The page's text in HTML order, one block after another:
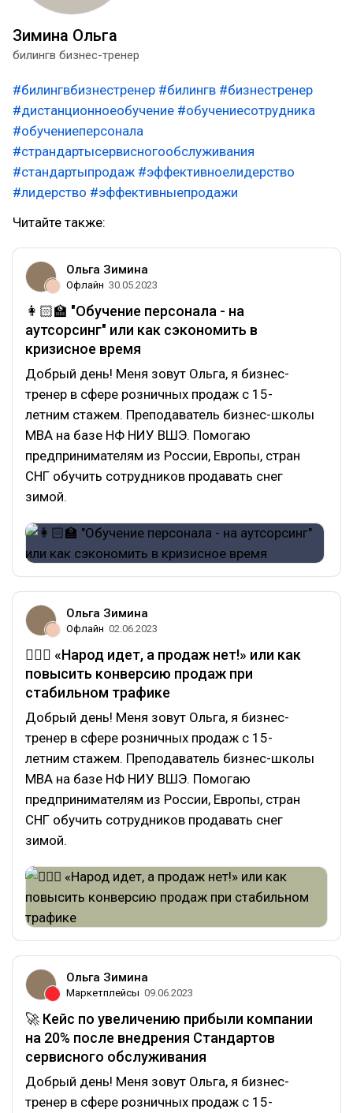
Зимина Ольга
билингв бизнес-тренер
#билингвбизнестренер #билингв #бизнестренер
#дистанционноеобучение #обучениесотрудника
#обучениеперсонала
#страндартысервисногообслуживания
#стандартыпродаж #эффективноелидерство
#лидерство #эффективныепродажи
Читайте также:
Ольга Зимина
Офлайн 30.05.2023
👩🏻‍🏫 "Обучение персонала - на
аутсорсинг" или как сэкономить в
кризисное время
Добрый день! Меня зовут Ольга, я бизнес-
тренер в сфере розничных продаж с 15-
летним стажем. Преподаватель бизнес-школы
MBA на базе НФ НИУ ВШЭ. Помогаю
предпринимателям из России, Европы, стран
СНГ обучить сотрудников продавать снег
зимой.
Ольга Зимина
Офлайн 02.06.2023
🤷🏻‍♀️ «Народ идет, а продаж нет!» или как
повысить конверсию продаж при
стабильном трафике
Добрый день! Меня зовут Ольга, я бизнес-
тренер в сфере розничных продаж с 15-
летним стажем. Преподаватель бизнес-школы
MBA на базе НФ НИУ ВШЭ. Помогаю
предпринимателям из России, Европы, стран
СНГ обучить сотрудников продавать снег
зимой.
Ольга Зимина
Маркетплейсы 09.06.2023
🚀 Кейс по увеличению прибыли компании
на 20% после внедрения Стандартов
сервисного обслуживания
Добрый день! Меня зовут Ольга, я бизнес-
тренер в сфере розничных продаж с 15-